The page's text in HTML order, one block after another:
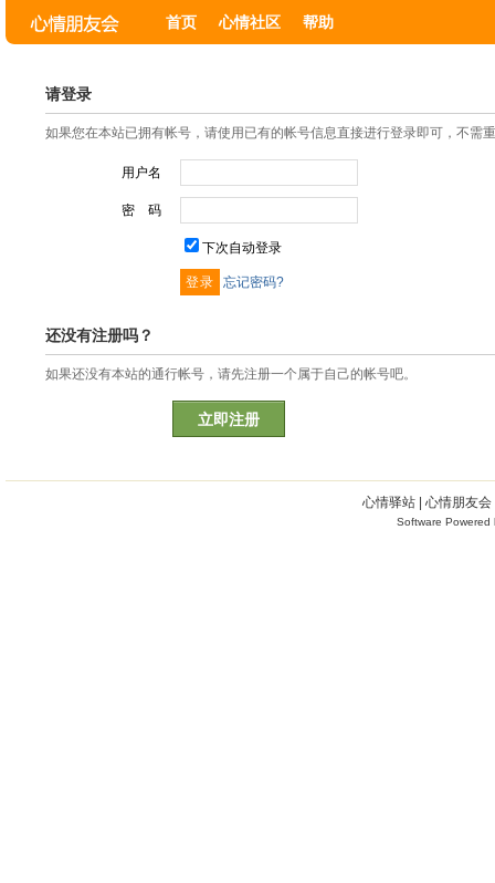
首页 心情社区 帮助
请登录
如果您在本站已拥有帐号，请使用已有的帐号信息直接进行登录即可，不需
用户名
密 码
下次自动登录
忘记密码?
还没有注册吗？
如果还没有本站的通行帐号，请先注册一个属于自己的帐号吧。
立即注册
心情驿站 | 心情朋友
Software